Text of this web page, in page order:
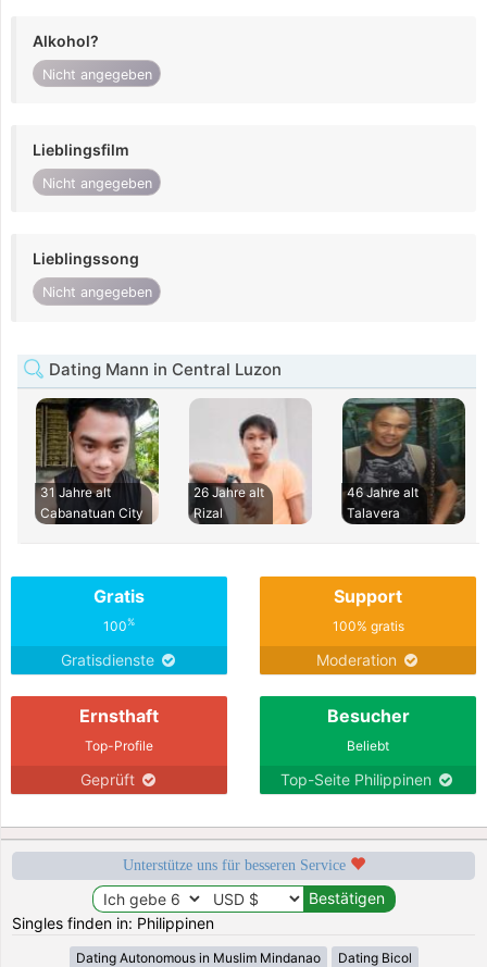
Alkohol?
Nicht angegeben
Lieblingsfilm
Nicht angegeben
Lieblingssong
Nicht angegeben
Dating Mann in Central Luzon
31 Jahre alt
Cabanatuan City
26 Jahre alt
Rizal
46 Jahre alt
Talavera
Gratis
100%
Gratisdienste
Support
100% gratis
Moderation
Ernsthaft
Top-Profile
Geprüft
Besucher
Beliebt
Top-Seite Philippinen
Unterstütze uns für besseren Service
Singles finden in: Philippinen
Dating Autonomous in Muslim Mindanao Dating Bicol